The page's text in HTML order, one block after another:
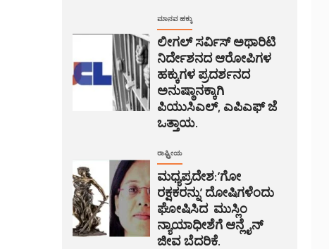
ಮಾನವ ಹಕ್ಕು
ಲೀಗಲ್ ಸರ್ವಿಸ್ ಅಥಾರಿಟಿ
ನಿರ್ದೇಶನದ ಆರೋಪಿಗಳ
ಹಕ್ಕುಗಳ ಪ್ರದರ್ಶನದ
ಅನುಷ್ಠಾನಕ್ಕಾಗಿ
ಪಿಯುಸಿಎಲ್, ಎಪಿಎಫ್ ಜೆ
ಒತ್ತಾಯ.
ರಾಷ್ಟ್ರೀಯ
ಮಧ್ಯಪ್ರದೇಶ:’ಗೋ
ರಕ್ಷಕರನ್ನು’ ದೋಷಿಗಳೆಂದು
ಘೋಷಿಸಿದ ಮುಸ್ಲಿಂ
ನ್ಯಾಯಾಧೀಶೆಗೆ ಆನ್ಲೈನ್
ಜೀವ ಬೆದರಿಕೆ.